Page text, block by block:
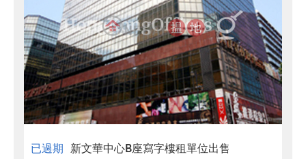
已過期 新文華中心B座寫字樓租單位出售